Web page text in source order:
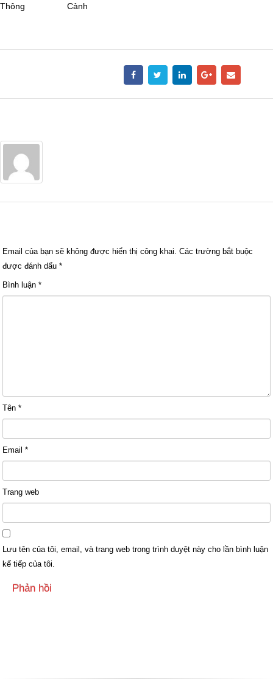
Thông
Cảnh
Email của bạn sẽ không được hiển thị công khai. Các trường bắt buộc
được đánh dấu *
Bình luận *
Tên *
Email *
Trang web
Lưu tên của tôi, email, và trang web trong trình duyệt này cho lần bình luận
kế tiếp của tôi.